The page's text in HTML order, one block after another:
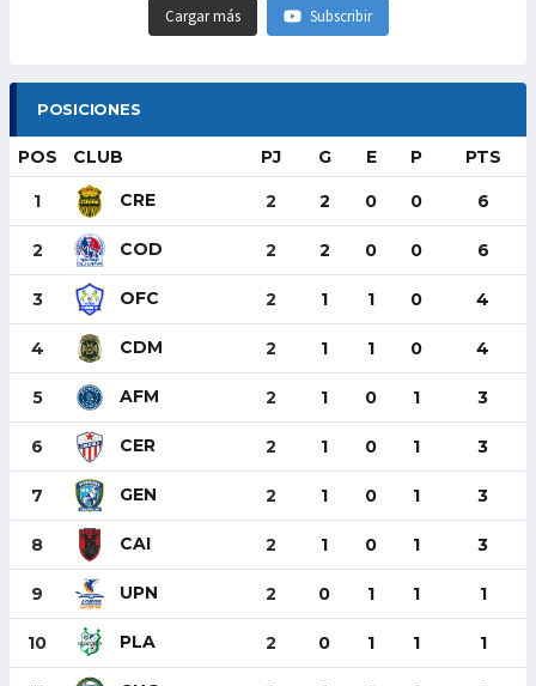
Cargar más Subscribir
POSICIONES
POS CLUB PJ G E P PTS
1 CRE 2 2 0 0 6
2 COD 2 2 0 0 6
3 OFC 2 1 1 0 4
4 CDM 2 1 1 0 4
5 AFM 2 1 0 1 3
6 CER 2 1 0 1 3
7 GEN 2 1 0 1 3
8 CAI 2 1 0 1 3
9 UPN 2 0 1 1 1
10 PLA 2 0 1 1 1